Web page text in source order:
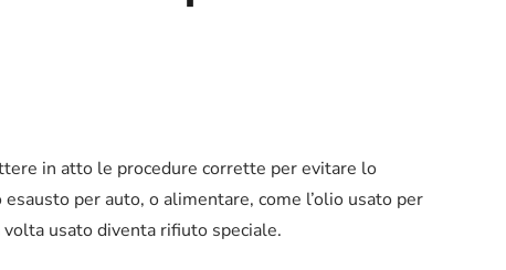
in atto le procedure corrette per evitare lo
per auto, o alimentare, come l’olio usato per
usato diventa rifiuto speciale.